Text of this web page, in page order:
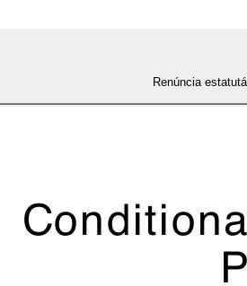
Renúncia